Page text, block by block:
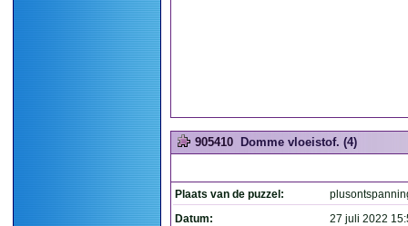
905410 Domme vloeistof. (4)
Plaats van de puzzel:
Datum:
27 juli 2022